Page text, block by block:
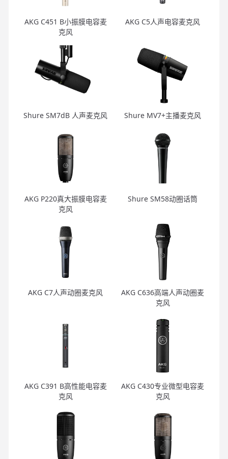
AKG C451 B小振膜电容麦
克风
AKG C5人声电容麦克风
Shure SM7dB 人声麦克风 Shure MV7+主播麦克风
AKG P220真大振膜电容麦
克风
Shure SM58动圈话筒
AKG C7人声动圈麦克风
AKG C636高端人声动圈麦
克风
AKG C391 B高性能电容麦
克风
AKG C430专业微型电容麦
克风